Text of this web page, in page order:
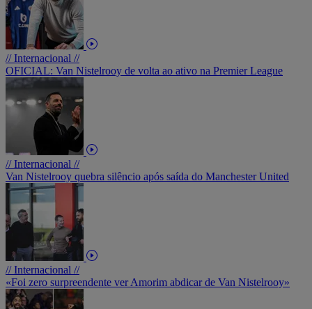
// Internacional //
OFICIAL: Van Nistelrooy de volta ao ativo na Premier League
// Internacional //
Van Nistelrooy quebra silêncio após saída do Manchester United
// Internacional //
«Foi zero surpreendente ver Amorim abdicar de Van Nistelrooy»